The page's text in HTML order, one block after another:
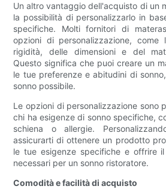
Un altro vantaggio dell'acquisto di un
la possibilità di personalizzarlo in
specifiche. Molti fornitori di
opzioni di personalizzazione,
rigidità, delle dimensioni e del
Questo significa che puoi creare un
le tue preferenze e abitudini di
sonno possibile.
Le opzioni di personalizzazione sono
chi ha esigenze di sonno specifiche,
schiena o allergie.
assicurarti di ottenere un prodotto
le tue esigenze specifiche e offrire
necessari per un sonno ristoratore.
Comodità e facilità di acquisto